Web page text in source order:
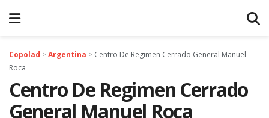
Copolad >Argentina > Centro De Regimen Cerrado General Manuel
Roca
Centro De Regimen Cerrado
General Manuel Roca